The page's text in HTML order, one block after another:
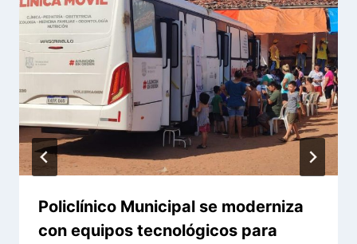
Policlínico Municipal se moderniza
con equipos tecnológicos para